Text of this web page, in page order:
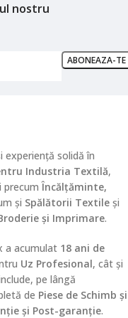
nostru
experiență solidă în
Industria Textilă,
precum Încălțăminte,
și Spălătorii Textile și
și Imprimare.
a acumulat 18 ani de
Uz Profesional, cât și
pe lângă
de Piese de Schimb și
și Post-garanție.